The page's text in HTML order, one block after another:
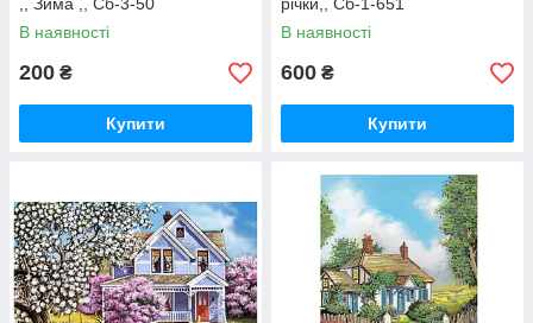
В наявності
200 ₴
Купити
В наявності
600 ₴
Купити